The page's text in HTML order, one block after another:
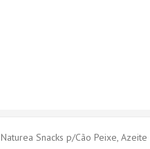
Naturea Snacks p/Cão Peixe,